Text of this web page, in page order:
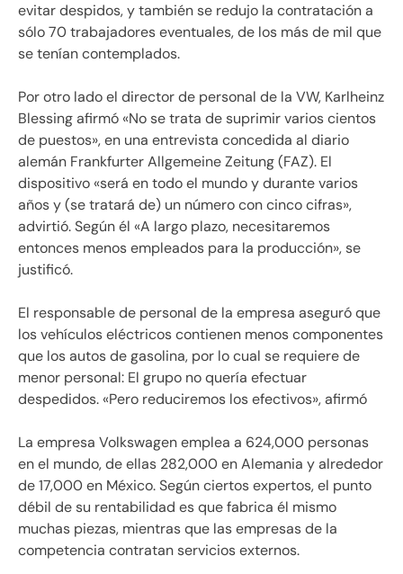
evitar despidos, y también se redujo la contratación a
sólo 70 trabajadores eventuales, de los más de mil que
se tenían contemplados.
Por otro lado el director de personal de la VW, Karlheinz
Blessing afirmó «No se trata de suprimir varios cientos
de puestos», en una entrevista concedida al diario
alemán Frankfurter Allgemeine Zeitung (FAZ). El
dispositivo «será en todo el mundo y durante varios
años y (se tratará de) un número con cinco cifras»,
advirtió. Según él «A largo plazo, necesitaremos
entonces menos empleados para la producción», se
justificó.
El responsable de personal de la empresa aseguró que
los vehículos eléctricos contienen menos componentes
que los autos de gasolina, por lo cual se requiere de
menor personal: El grupo no quería efectuar
despedidos. «Pero reduciremos los efectivos», afirmó
La empresa Volkswagen emplea a 624,000 personas
en el mundo, de ellas 282,000 en Alemania y alrededor
de 17,000 en México. Según ciertos expertos, el punto
débil de su rentabilidad es que fabrica él mismo
muchas piezas, mientras que las empresas de la
competencia contratan servicios externos.